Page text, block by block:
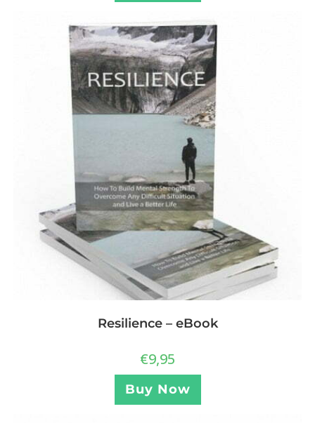
Resilience – eBook
€9,95
Buy Now